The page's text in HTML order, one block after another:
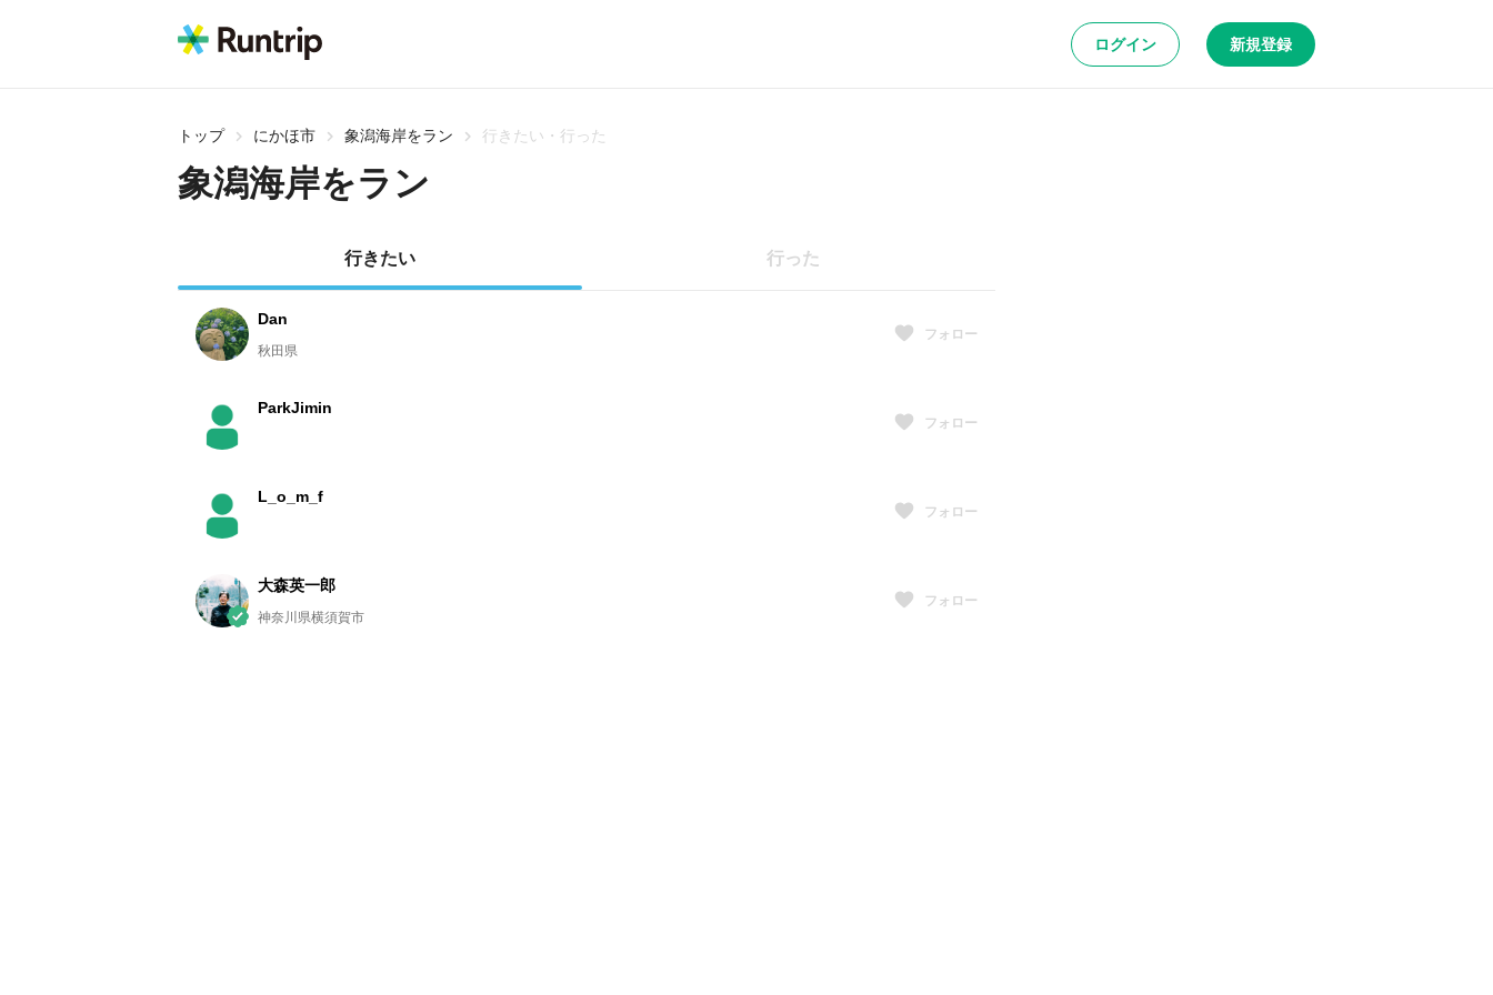
ログイン 新規登録
トップ にかほ市 象潟海岸をラン 行きたい・行った
象潟海岸をラン
行きたい 行った
Dan
秋田県
フォロー
ParkJimin
フォロー
L_o_m_f
フォロー
大森英一郎
神奈川県横須賀市
フォロー